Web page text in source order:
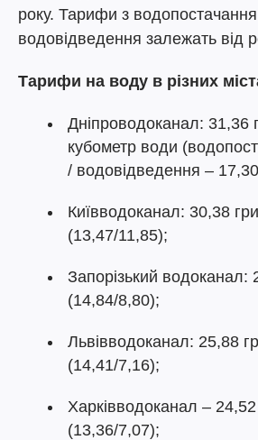
року. Тарифи з
водовідведення залежать від
Тарифи на воду в різних
Дніпроводоканал: 31,36
кубометр води
/ водовідведення –
Київводоканал: 30,38
(13,47/11,85);
Запорізький водоканал:
(14,84/8,80);
Львівводоканал: 25,88
(14,41/7,16);
Харківводоканал – 24,52
(13,36/7,07);